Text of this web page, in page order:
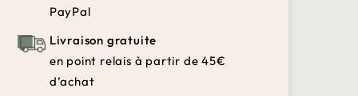
PayPal
Livraison gratuite
en point relais à partir de 45€
d’achat